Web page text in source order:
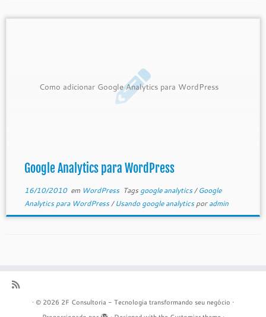
Como adicionar Google Analytics para WordPress
Google Analytics para WordPress
16/10/2010em WordPress Tags google analytics/Google
Analytics para WordPress/Usando google analyticsporadmin
· © 2026 2F Consultoria - Tecnologia transformando seu negócio ·